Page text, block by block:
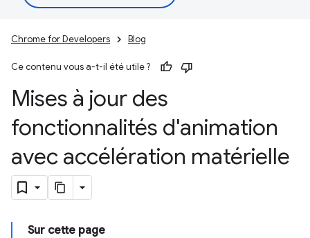
Chrome for Developers Blog
Ce contenu vous a-t-il été utile ?
Mises à jour des
fonctionnalités d'animation
avec accélération matérielle
Sur cette page